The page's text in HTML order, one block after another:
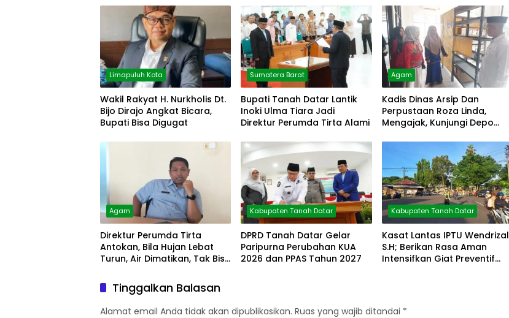
Limapuluh Kota
Wakil Rakyat H. Nurkholis Dt.
Bijo Dirajo Angkat Bicara,
Bupati Bisa Digugat
Sumatera Barat
Bupati Tanah Datar Lantik
Inoki Ulma Tiara Jadi
Direktur Perumda Tirta Alami
Agam
Kadis Dinas Arsip Dan
Perpustaan Roza Linda,
Mengajak, Kunjungi Depo
Agam
Direktur Perumda Tirta
Antokan, Bila Hujan Lebat
Turun, Air Dimatikan, Tak Bisa
Kabupaten Tanah Datar
DPRD Tanah Datar Gelar
Paripurna Perubahan KUA
2026 dan PPAS Tahun 2027
Kabupaten Tanah Datar
Kasat Lantas IPTU Wendrizal
S.H; Berikan Rasa Aman
Intensifkan Giat Preventif
Tinggalkan Balasan
Alamat email Anda tidak akan dipublikasikan. Ruas yang wajib ditandai *